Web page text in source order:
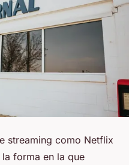
streaming como Netflix
forma en la que